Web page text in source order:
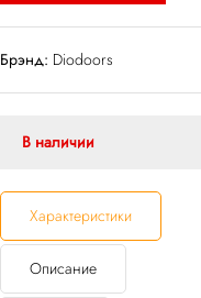
Брэнд: Diodoors
В наличии
Характеристики
Описание